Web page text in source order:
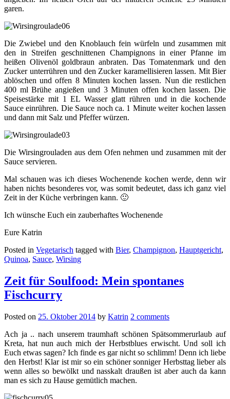
garen.
Die Zwiebel und den Knoblauch fein würfeln und zusammen mit
den in Streifen geschnittenen Champignons in einer Pfanne im
heißen Olivenöl goldbraun anbraten. Das Tomatenmark und den
Zucker unterrühren und den Zucker karamellisieren lassen. Mit Bier
ablöschen und offen 8 Minuten kochen lassen. Nun die restlichen
400 ml Brühe angießen und 3 Minuten offen kochen lassen. Die
Speisestärke mit 1 EL Wasser glatt rühren und in die kochende
Sauce einrühren. Die Sauce noch ca. 1 Minute weiter kochen lassen
und dann mit Salz und Pfeffer würzen.
Die Wirsingrouladen aus dem Ofen nehmen und zusammen mit der
Sauce servieren.
Mal schauen was ich dieses Wochenende kochen werde, denn wir
haben nichts besonderes vor, was somit bedeutet, dass ich ganz viel
Zeit in der Küche verbringen kann. 🙂
Ich wünsche Euch ein zauberhaftes Wochenende
Eure Katrin
Posted in Vegetarisch tagged with Bier, Champignon, Hauptgericht,
Quinoa, Sauce, Wirsing
Zeit für Soulfood: Mein spontanes
Fischcurry
Posted on 25. Oktober 2014 by Katrin 2 comments
Ach ja .. nach unserem traumhaft schönen Spätsommerurlaub auf
Kreta, hat nun auch mich der Herbstblues erwischt. Und soll ich
Euch etwas sagen? Ich finde es gar nicht so schlimm! Denn ich liebe
den Herbst! Klar ist mir so ein schöner sonniger Herbsttag lieber als
wenn alles so bewölkt und nasskalt draußen ist aber auch da kann
man es sich zu Hause gemütlich machen.